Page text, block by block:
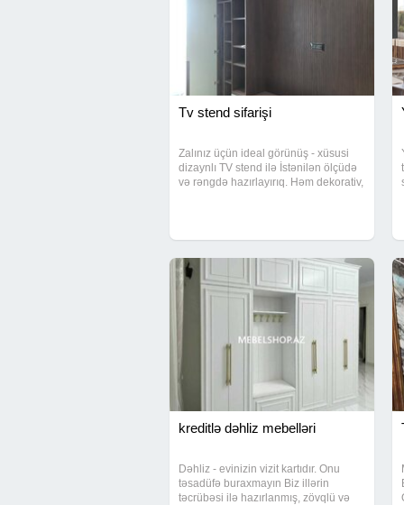
Tv stend sifarişi
Zalınız üçün ideal görünüş - xüsusi
dizaynlı TV stend ilə İstənilən ölçüdə
və rəngdə hazırlayırıq. Həm dekorativ,
kreditlə dəhliz mebelləri
Dəhliz - evinizin vizit kartıdır. Onu
təsadüfə buraxmayın Biz illərin
təcrübəsi ilə hazırlanmış, zövqlü və